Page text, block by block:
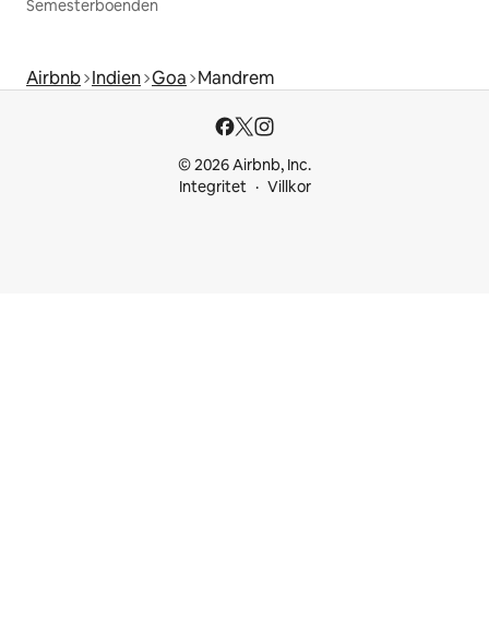
Semesterboenden
Airbnb Indien Goa Mandrem
© 2026 Airbnb, Inc.
Integritet
Villkor